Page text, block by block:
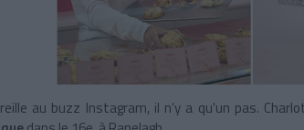
au buzz Instagram, il n’y a qu'un pas.